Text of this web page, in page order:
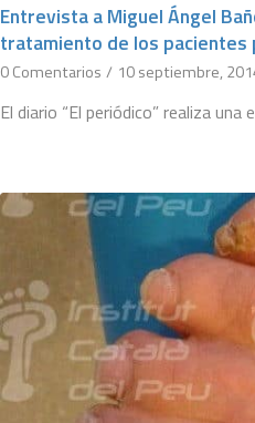
Entrevista a Miguel Ángel
tratamiento de los pacientes
0 Comentarios / 10 septiembre,
El diario “El periódico” realiza